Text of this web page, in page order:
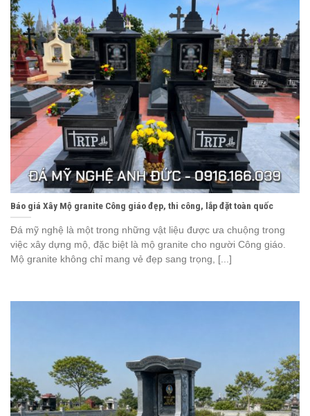
Báo giá Xây Mộ granite Công giáo đẹp, thi công, lắp đặt toàn quốc
Đá mỹ nghệ là một trong những vật liệu được ưa chuộng trong
việc xây dựng mộ, đặc biệt là mộ granite cho người Công giáo.
Mộ granite không chỉ mang vẻ đẹp sang trọng, [...]